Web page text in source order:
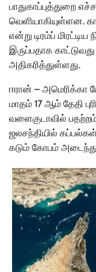
பாதுகாப்புத்துறை
வெளியாகியுள்ளன.
என்று டிரம்ப்
இருப்பதாக
அதிகரித்துள்ளது.
ஈரான் – அமெரிக்கா
மாதம் 17 ஆம் தேதி
வளைகுடாவில்
ஜலசந்தியில்
கடும் கோபம்